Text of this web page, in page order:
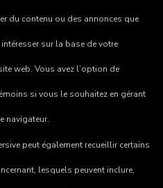
du contenu ou des annonces que
sur la base de votre
web. Vous avez l’option de
si vous le souhaitez en gérant
navigateur.
peut également recueillir certains
lesquels peuvent inclure,